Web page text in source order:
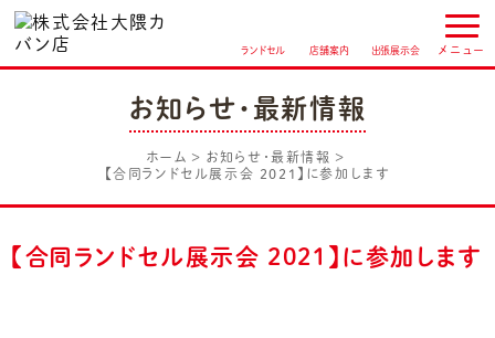
ランドセル 店舗案内 出張展示会
お知らせ・最新情報
ホーム
お知らせ・最新情報
【合同ランドセル展示会 2021】に参加します
【合同ランドセル展示会 2021】に参加します